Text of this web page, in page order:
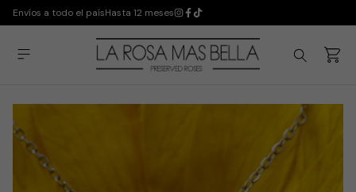
Envíos a todo el paísHasta 12 meses